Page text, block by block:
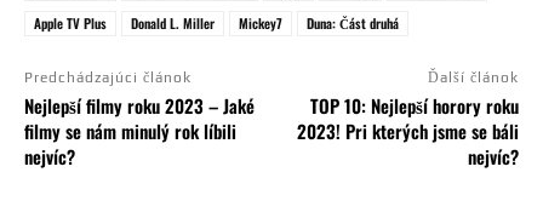
Apple TV Plus
Donald L. Miller Mickey7 Duna: Část druhá
Predchádzajúci článok
Nejlepší filmy roku 2023 – Jaké
filmy se nám minulý rok líbili
nejvíc?
Ďalší článok
TOP 10: Nejlepší horory roku
2023! Pri kterých jsme se báli
nejvíc?